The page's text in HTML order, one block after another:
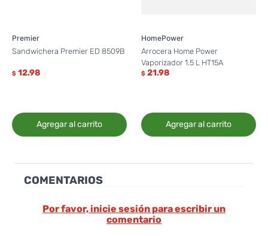
Premier
Sandwichera Premier ED 8509B
$ 12.98
Agregar al carrito
HomePower
Arrocera Home Power
Vaporizador 1.5 L HT15A
$ 21.98
Agregar al carrito
COMENTARIOS
Por favor, inicie sesión para escribir un
comentario